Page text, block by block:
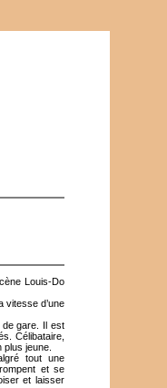
Louis-Do
vitesse d’une
de gare. Il est
Célibataire,
jeune.
tout une
et se
et laisser